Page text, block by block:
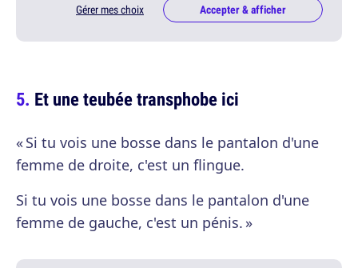
Gérer mes choix Accepter & afficher
Et une teubée transphobe ici
« Si tu vois une bosse dans le pantalon d'une
femme de droite, c'est un flingue.
Si tu vois une bosse dans le pantalon d'une
femme de gauche, c'est un pénis. »